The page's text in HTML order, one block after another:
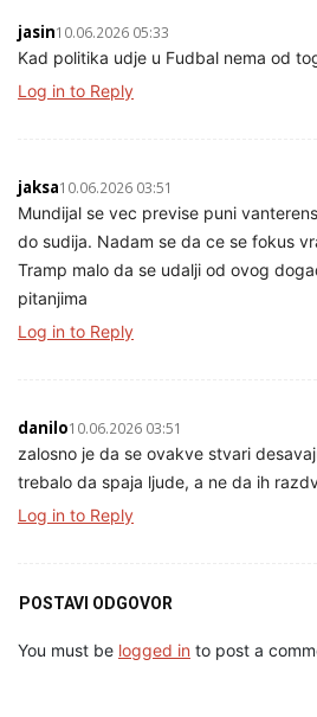
jasin10.06.2026 05:33
Kad politika udje u Fudbal nema od
Log in to Reply
jaksa10.06.2026 03:51
Mundijal se vec previse puni
do sudija. Nadam se da ce se fokus
Tramp malo da se udalji od ovog
pitanjima
Log in to Reply
danilo10.06.2026 03:51
zalosno je da se ovakve stvari
trebalo da spaja ljude, a ne da ih
Log in to Reply
POSTAVI ODGOVOR
You must be logged in to post a